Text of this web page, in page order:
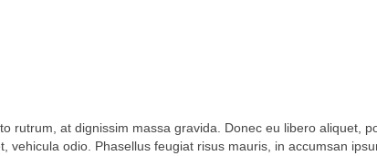
rutrum, at dignissim massa gravida. Donec eu libero aliquet,
odio. Phasellus feugiat risus mauris, in accumsan